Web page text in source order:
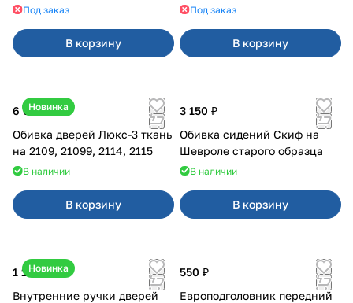
Под заказ
В корзину
Под заказ
В корзину
Новинка
6 000 ₽
Обивка дверей Люкс-3 ткань
на 2109, 21099, 2114, 2115
В наличии
В корзину
3 150 ₽
Обивка сидений Скиф на
Шевроле старого образца
В наличии
В корзину
Новинка
1 170 ₽
Внутренние ручки дверей
550 ₽
Европодголовник передний